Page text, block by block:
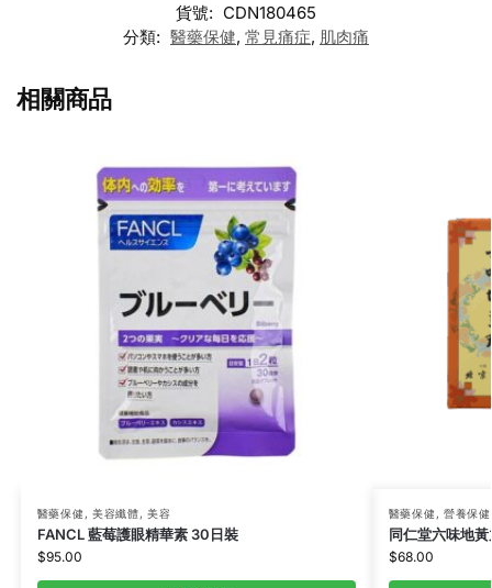
貨號: CDN180465
分類: 醫藥保健, 常見痛症, 肌肉痛
相關商品
醫藥保健, 美容纖體,美容
FANCL 藍莓護眼精華素 30日裝
$95.00
醫藥保健, 營養保
同仁堂六味地
$68.00